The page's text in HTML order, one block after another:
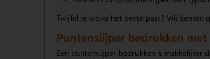
Twijfel je welke het beste past? Wij denken
Puntenslijper bedrukken
Een puntenslijper bedrukken is makkelijker